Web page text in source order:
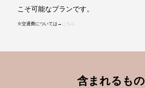
こそ可能なプランです。
※交通費については→ こちら
含まれるもの